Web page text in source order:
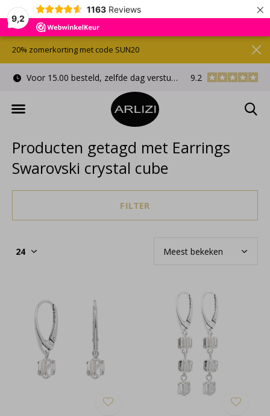
9,2
1163 Reviews ×
Voor 15.00 besteld, zelfde dag verstuurd Gratis
9.2
20% zomerkorting met code SUN20
Producten getagd met Earrings
Swarovski crystal cube
FILTER